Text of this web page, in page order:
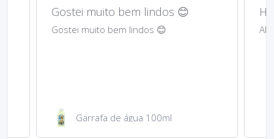
Gostei muito bem lindos 😊
Gostei muito bem lindos 😊
Garrafa de água 100ml